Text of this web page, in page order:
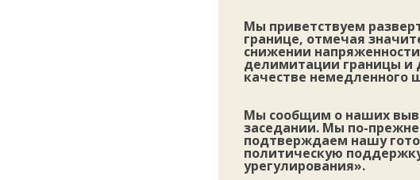
Мы приветствуем
границе, отмечая
снижении
делимитации границы и
качестве немедленного
Мы сообщим о наших
заседании. Мы по-
подтверждаем нашу
политическую
урегулирования».